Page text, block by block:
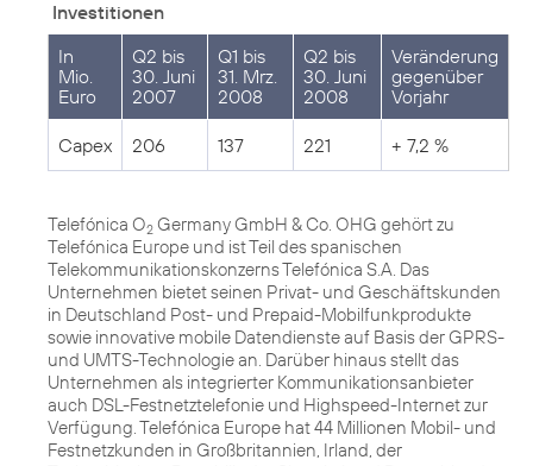
Investitionen
In
Mio.
Euro
Q2 bis
30. Juni
2007
Q1 bis
31. Mrz.
2008
Q2 bis
30. Juni
2008
Veränderung
gegenüber
Vorjahr
Capex 206 137 221 + 7,2 %
Telefónica O2 Germany GmbH & Co. OHG gehört zu
Telefónica Europe und ist Teil des spanischen
Telekommunikationskonzerns Telefónica S.A. Das
Unternehmen bietet seinen Privat- und Geschäftskunden
in Deutschland Post- und Prepaid-Mobilfunkprodukte
sowie innovative mobile Datendienste auf Basis der GPRS-
und UMTS-Technologie an. Darüber hinaus stellt das
Unternehmen als integrierter Kommunikationsanbieter
auch DSL-Festnetztelefonie und Highspeed-Internet zur
Verfügung. Telefónica Europe hat 44 Millionen Mobil- und
Festnetzkunden in Großbritannien, Irland, der